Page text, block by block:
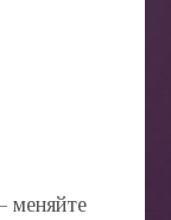
меняйте